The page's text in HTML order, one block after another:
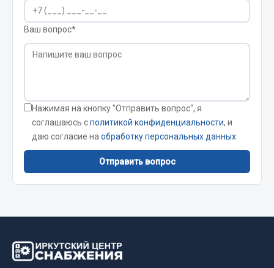
Фильтры DONALDSON
Показать ещё
Весь раздел
Газосварка
Маски, краги сварщика
Сварочное оборудование
Сварочные материалы
Ваш вопрос*
Нажимая на кнопку "Отправить вопрос", я
соглашаюсь сполитикой конфиденциальности, и
даю согласие на обработку персональных данных
Отправить вопрос